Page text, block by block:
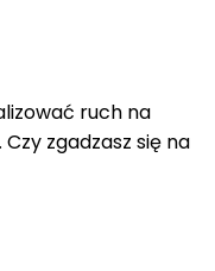
ruch na
zgadzasz się na